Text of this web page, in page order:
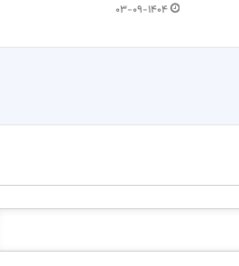
۰۳-۰۹-۱۴۰۴